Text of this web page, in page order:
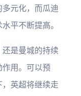
元化，而瓜迪
平不断提高。
是曼城的持续
用。可以预
英超将继续走